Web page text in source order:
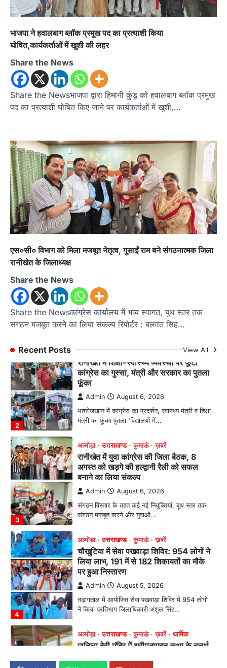
भाजपा ने हवालबाग ब्लॉक प्रमुख पद का प्रत्याशी किया
घोषित,कार्यकर्ताओं में खुशी की लहर
Share the News
Share the Newsभाजपा द्वारा हिमानी कुंडू को हवालबाग ब्लॉक प्रमुख
पद का प्रत्याशी घोषित किए जाने पर कार्यकर्ताओं में खुशी,…
एस०सी० विभाग को मिला मजबूत नेतृत्व, गुसाईं राम बने संगठनात्मक जिला
रानीखेत के जिलाध्यक्ष
Share the News
Share the Newsकांग्रेस कार्यालय में भव्य स्वागत, बूथ स्तर तक
संगठन मजबूत करने का लिया संकल्प रिपोर्टर : बलवंत सिंह…
Recent Posts View All
3
रानीखेत में युवा कांग्रेस की जिला बैठक, 8
अगस्त को खड़गे की हल्द्वानी रैली को सफल
Admin August 6, 2026
4
अल्मोड़ा उत्तराखण्ड कुमाऊं
चौखुटिया में सेवा पखवाड़ा शिविर: 954 लोगों ने
लिया लाभ, 191 में से 182 शिकायतों का मौके
तड़ागताल में आयोजित सेवा पखवाड़ा शिविर में 954 लोगों
ने किया प्रतिभाग जिलाधिकारी अंशुल सिंह…
1
अल्मोड़ा उत्तराखण्ड कुमाऊं ख़बरें धार्मिक
मानिला देवी मंदिर में श्रीमद्भागवत कथा के चतुर्थ
दिवस धूमधाम से मनाया गया श्रीकृष्ण जन्मोत्सव,
राज्य मंत्री कैलाश पंत ने किया कथा श्रवण
Admin August 6, 2026
आयोजित श्रीमद्भागवत कथा के चतुर्थ दिवस गुरुवार को…
2
रानीखेत में शिक्षा-स्वास्थ्य व्यवस्था पर फूटा
कांग्रेस का गुस्सा, मंत्री और सरकार का पुतला
फूंका
Admin August 6, 2026
3
अल्मोड़ा उत्तराखण्ड कुमाऊं ख़बरें
रानीखेत में युवा कांग्रेस की जिला बैठक, 8
अगस्त को खड़गे की हल्द्वानी रैली को सफल
बनाने का लिया संकल्प
Admin August 6, 2026
संगठन मजबूत करने और युवाओं…
4
अल्मोड़ा उत्तराखण्ड कुमाऊं ख़बरें
चौखुटिया में सेवा पखवाड़ा शिविर: 954 लोगों ने
लिया लाभ, 191 में से 182 शिकायतों का मौके
पर हुआ निस्तारण
Admin August 5, 2026
ने किया प्रतिभाग जिलाधिकारी अंशुल सिंह…
1
अल्मोड़ा उत्तराखण्ड कुमाऊं ख़बरें धार्मिक
मानिला देवी मंदिर में श्रीमद्भागवत कथा के चतुर्थ
दिवस धूमधाम से मनाया गया श्रीकृष्ण जन्मोत्सव,
राज्य मंत्री कैलाश पंत ने किया कथा श्रवण
Admin August 6, 2026
आयोजित श्रीमद्भागवत कथा के चतुर्थ दिवस गुरुवार को…